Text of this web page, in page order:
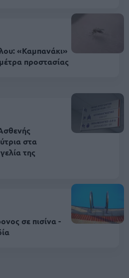
«Καμπανάκι»
προστασίας
στα
της
σε πισίνα -